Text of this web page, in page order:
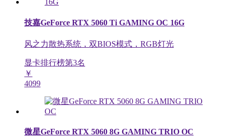
技嘉GeForce RTX 5060 Ti GAMING OC 16G
风之力散热系统，双BIOS模式，RGB灯光
显卡排行榜第3名
￥
4099
微星GeForce RTX 5060 8G GAMING TRIO OC